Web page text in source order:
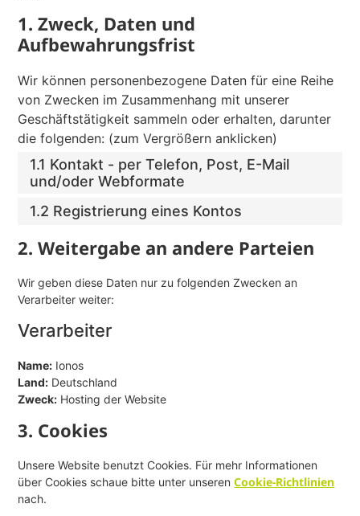
1. Zweck, Daten und
Aufbewahrungsfrist
Wir können personenbezogene Daten für eine Reihe
von Zwecken im Zusammenhang mit unserer
Geschäftstätigkeit sammeln oder erhalten, darunter
die folgenden: (zum Vergrößern anklicken)
1.1 Kontakt - per Telefon, Post, E-Mail
und/oder Webformate
1.2 Registrierung eines Kontos
2. Weitergabe an andere Parteien
Wir geben diese Daten nur zu folgenden Zwecken an
Verarbeiter weiter:
Verarbeiter
Name: Ionos
Land: Deutschland
Zweck: Hosting der Website
3. Cookies
Unsere Website benutzt Cookies. Für mehr Informationen
über Cookies schaue bitte unter unserenCookie-Richtlinien
nach.